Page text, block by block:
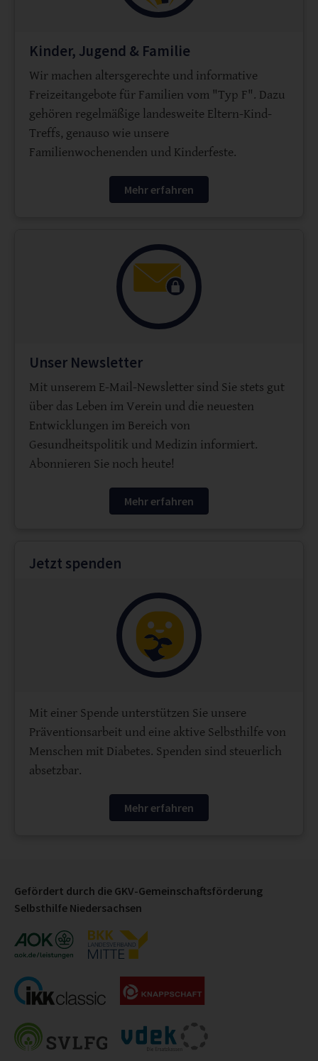
Kinder, Jugend & Familie
Wir machen altersgerechte und informative
Freizeitangebote für Familien vom "Typ F". Dazu
gehören regelmäßige landesweite Eltern-Kind-
Treffs, genauso wie unsere
Familienwochenenden und Kinderfeste.
Mehr erfahren
Unser Newsletter
Mit unserem E-Mail-Newsletter sind Sie stets gut
über das Leben im Verein und die neuesten
Entwicklungen im Bereich von
Gesundheitspolitik und Medizin informiert.
Abonnieren Sie noch heute!
Mehr erfahren
Jetzt spenden
Mit einer Spende unterstützen Sie unsere
Präventionsarbeit und eine aktive Selbsthilfe von
Menschen mit Diabetes. Spenden sind steuerlich
absetzbar.
Mehr erfahren
Gefördert durch die GKV-Gemeinschaftsförderung
Selbsthilfe Niedersachsen